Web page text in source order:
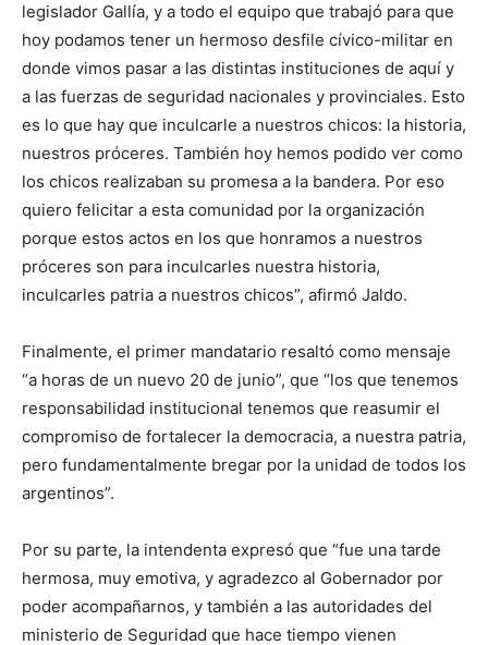
legislador Gallía, y a todo el equipo que trabajó para que
hoy podamos tener un hermoso desfile cívico-militar en
donde vimos pasar a las distintas instituciones de aquí y
a las fuerzas de seguridad nacionales y provinciales. Esto
es lo que hay que inculcarle a nuestros chicos: la historia,
nuestros próceres. También hoy hemos podido ver como
los chicos realizaban su promesa a la bandera. Por eso
quiero felicitar a esta comunidad por la organización
porque estos actos en los que honramos a nuestros
próceres son para inculcarles nuestra historia,
inculcarles patria a nuestros chicos”, afirmó Jaldo.
Finalmente, el primer mandatario resaltó como mensaje
“a horas de un nuevo 20 de junio”, que “los que tenemos
responsabilidad institucional tenemos que reasumir el
compromiso de fortalecer la democracia, a nuestra patria,
pero fundamentalmente bregar por la unidad de todos los
argentinos”.
Por su parte, la intendenta expresó que “fue una tarde
hermosa, muy emotiva, y agradezco al Gobernador por
poder acompañarnos, y también a las autoridades del
ministerio de Seguridad que hace tiempo vienen